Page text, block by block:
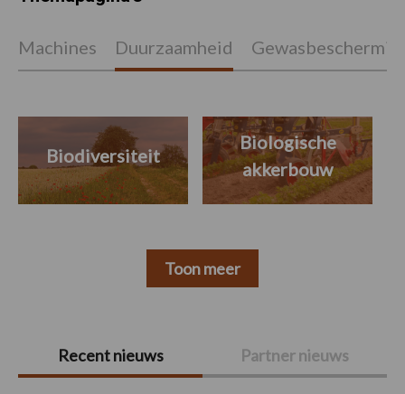
Primaire
Sidebar
Recent nieuws Partner nieuws
Machines Duurzaamheid
Biodiversiteit
Biologische
akkerbouw
Toon meer